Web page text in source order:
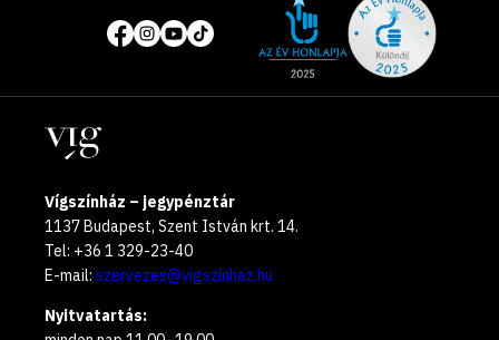
Közösségi
média
oldalak
of
year
Helyszínek
Vígszínház – jegypénztár
1137 Budapest, Szent István krt. 14.
Tel: +36 1 329-23-40
E-mail: szervezes@vigszinhaz.hu
Nyitvatartás: